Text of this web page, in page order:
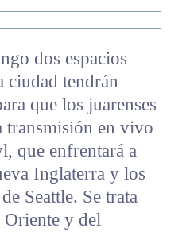
dos espacios
ciudad tendrán
que los juarenses
transmisión en vivo
que enfrentará a
Inglaterra y los
Seattle. Se trata
Oriente y del